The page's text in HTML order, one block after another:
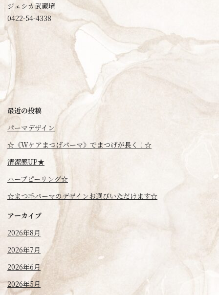
ジェシカ武蔵境
0422-54-4338
最近の投稿
パーマデザイン
☆《Wケアまつげパーマ》でまつげが長く！☆
清潔感UP★
ハーブピーリング☆
☆まつ毛パーマのデザインお選びいただけます☆
アーカイブ
2026年8月
2026年7月
2026年6月
2026年5月